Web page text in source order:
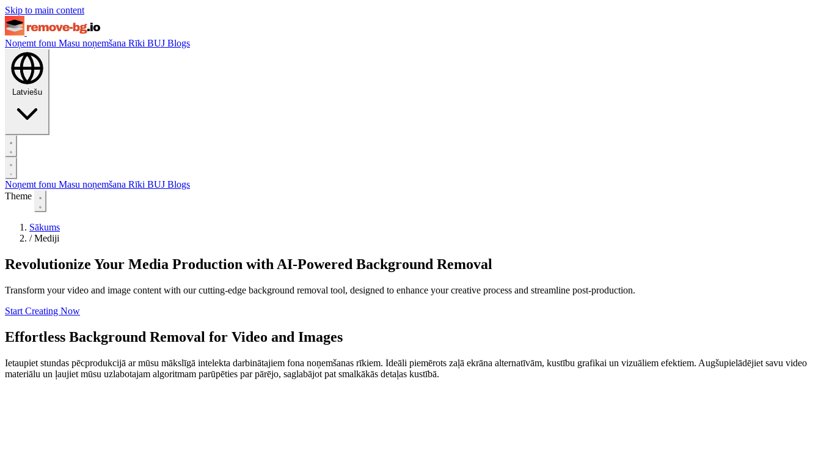
Skip to main content
Noņemt fonu Masu noņemšana Rīki BUJ Blogs
Latviešu
Noņemt fonu Masu noņemšana Rīki BUJ Blogs
Theme
Sākums
/ Mediji
Revolutionize Your Media Production with AI-Powered Background Removal
Transform your video and image content with our cutting-edge background removal tool, designed to enhance your creative process and streamline post-production.
Start Creating Now
Effortless Background Removal for Video and Images
Ietaupiet stundas pēcprodukcijā ar mūsu mākslīgā intelekta darbinātajiem fona noņemšanas rīkiem. Ideāli piemērots zaļā ekrāna alternatīvām, kustību grafikai un vizuāliem efektiem. Augšupielādējiet savu video
materiālu un ļaujiet mūsu uzlabotajam algoritmam parūpēties par pārējo, saglabājot pat smalkākās detaļas kustībā.